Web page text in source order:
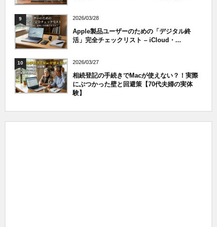
9 2026/03/28
Apple製品ユーザーのための「デジタル終
活」完全チェックリスト – iCloud・...
10 2026/03/27
相続登記の手続きでMacが使えない？！実際
にぶつかった壁と回避策【70代夫婦の実体
験】